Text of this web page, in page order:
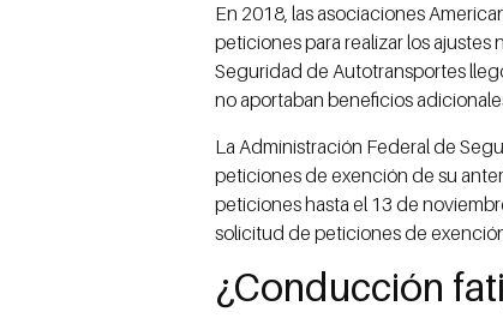
En 2018, las asociaciones
peticiones para realizar los
Seguridad de Autotransportes
no aportaban beneficios
La Administración Federal de
peticiones de exención de su
peticiones hasta el 13 de
solicitud de peticiones de
¿Conducción